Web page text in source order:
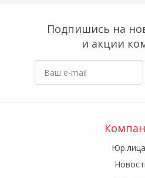
Подпишись на
и акции